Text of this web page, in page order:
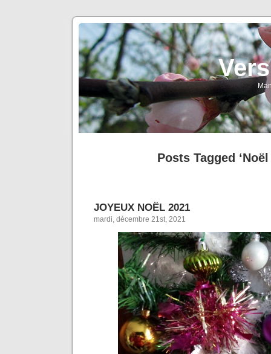
Posts Tagged ‘Noël
JOYEUX NOËL 2021
mardi, décembre 21st, 2021